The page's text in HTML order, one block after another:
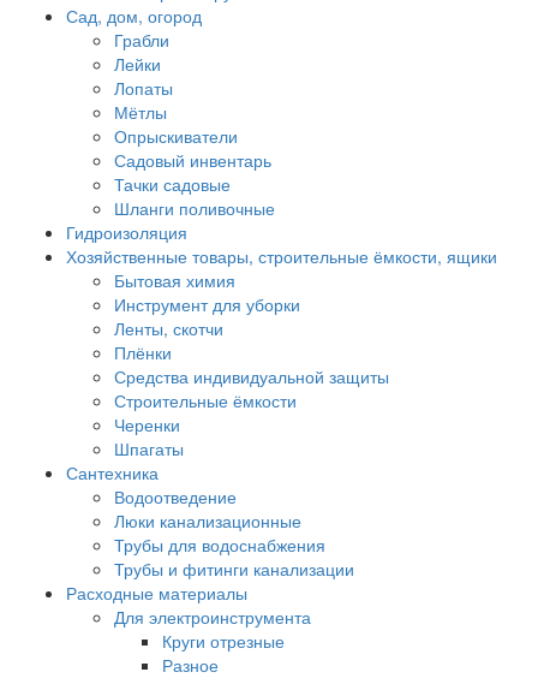
Сад, дом, огород
Грабли
Лейки
Лопаты
Мётлы
Опрыскиватели
Садовый инвентарь
Тачки садовые
Шланги поливочные
Гидроизоляция
Хозяйственные товары, строительные ёмкости, ящики
Бытовая химия
Инструмент для уборки
Ленты, скотчи
Плёнки
Средства индивидуальной защиты
Строительные ёмкости
Черенки
Шпагаты
Сантехника
Водоотведение
Люки канализационные
Трубы для водоснабжения
Трубы и фитинги канализации
Расходные материалы
Для электроинструмента
Круги отрезные
Разное